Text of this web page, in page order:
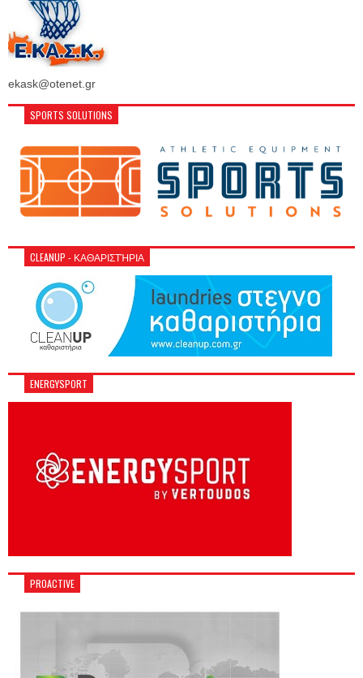
ekask@otenet.gr
SPORTS SOLUTIONS
CLEANUP - ΚΑΘΑΡΙΣΤΉΡΙΑ
ENERGYSPORT
PROACTIVE